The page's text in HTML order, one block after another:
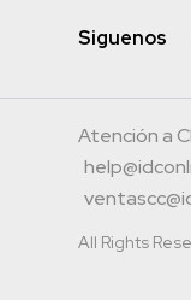
Siguenos
Atención a
All Rights